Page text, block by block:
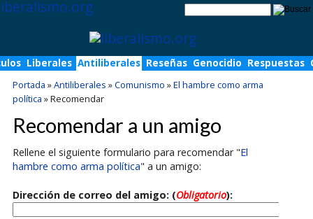
Liberales Antiliberales Reseñas Genocidio Respuestas
Portada »Antiliberales »Comunismo »El hambre como arma
política »Recomendar
Recomendar a un amigo
Rellene el siguiente formulario para recomendar "El
hambre como arma política" a un amigo:
Dirección de correo del amigo: (Obligatorio):